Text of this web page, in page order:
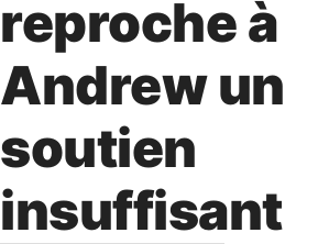
reproche à
Andrew un
soutien
insuffisant